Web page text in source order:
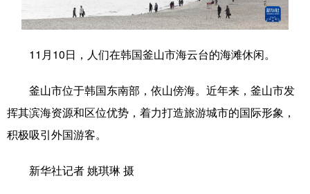
食品 人居 信息化 数字经济
乡村振兴
娱乐
公益
文化产业
11月10日，人们在韩国釜山市海云台的海滩休闲。
釜山市位于韩国东南部，依山傍海。近年来，釜山市发
挥其滨海资源和区位优势，着力打造旅游城市的国际形象，
积极吸引外国游客。
新华社记者 姚琪琳 摄